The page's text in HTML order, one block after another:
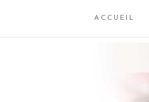
ACCUEIL